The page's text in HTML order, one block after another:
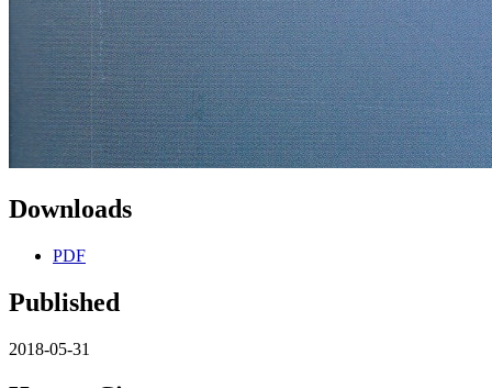
Downloads
PDF
Published
2018-05-31